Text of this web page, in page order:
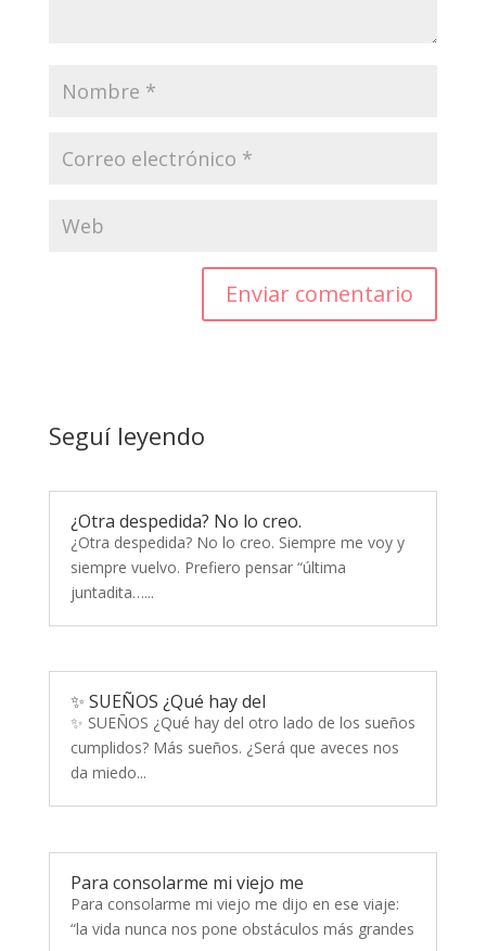
Enviar comentario
Seguí leyendo
¿Otra despedida? No lo creo.
¿Otra despedida? No lo creo. Siempre me voy y
siempre vuelvo. Prefiero pensar “última
juntadita…...
✨ SUEÑOS ¿Qué hay del
✨ SUEÑOS ¿Qué hay del otro lado de los sueños
cumplidos? Más sueños. ¿Será que aveces nos
da miedo...
Para consolarme mi viejo me
Para consolarme mi viejo me dijo en ese viaje:
“la vida nunca nos pone obstáculos más grandes